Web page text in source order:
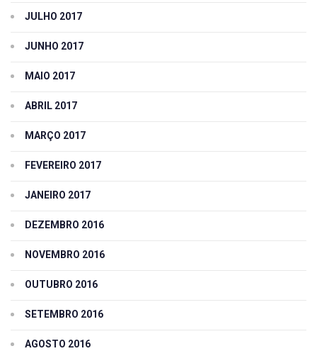
JULHO 2017
JUNHO 2017
MAIO 2017
ABRIL 2017
MARÇO 2017
FEVEREIRO 2017
JANEIRO 2017
DEZEMBRO 2016
NOVEMBRO 2016
OUTUBRO 2016
SETEMBRO 2016
AGOSTO 2016